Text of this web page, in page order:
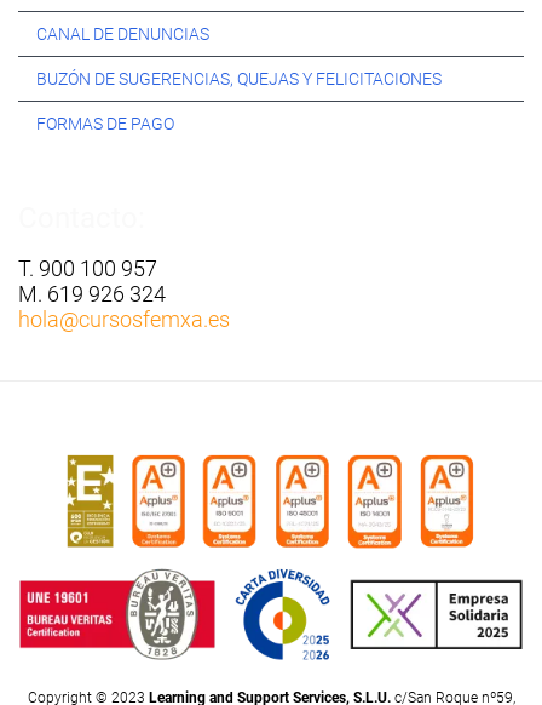
CANAL DE DENUNCIAS
BUZÓN DE SUGERENCIAS, QUEJAS Y FELICITACIONES
FORMAS DE PAGO
T. 900 100 957
M. 619 926 324
hola@cursosfemxa.es
Copyright © 2023 Learning and Support Services, S.L.U.c/San Roque nº59,